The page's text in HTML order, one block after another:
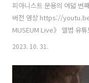
피아니스트 문용의 여덟 번
버전 영상 https://
MUSEUM Live》 앨범 유
- 문용(moonyong) 대본・
보조 스태프 - 홍종화 영상
스태프 - 황진규 음향 - 곽
2023. 10. 31.